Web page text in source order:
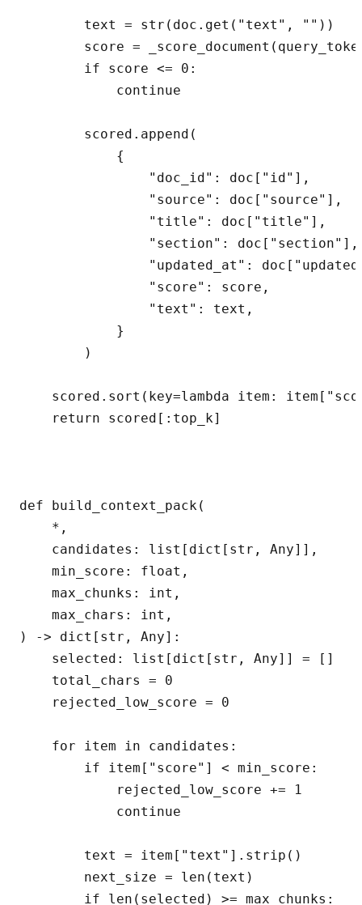
        text = str(doc.get("text", ""))
score =
        if score <= 0:
            continue
        scored.append(
            {
                "doc_id": doc["id"],
                "source": doc["source"],
                "title": doc["title"],
                "section": doc["section"],
"updated_at":
                "score": score,
                "text": text,
            }
        )
scored.sort(key=lambda item:
    return scored[:top_k]
def build_context_pack(
    *,
    candidates: list[dict[str, Any]],
    min_score: float,
    max_chunks: int,
    max_chars: int,
) -> dict[str, Any]:
    selected: list[dict[str, Any]] = []
    total_chars = 0
    rejected_low_score = 0
    for item in candidates:
        if item["score"] < min_score:
            rejected_low_score += 1
            continue
        text = item["text"].strip()
        next_size = len(text)
        if len(selected) >= max_chunks: